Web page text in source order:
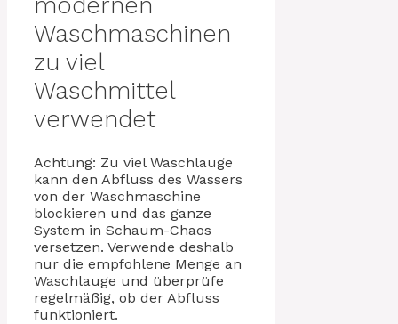
Waschmaschinen
zu viel
Waschmittel
verwendet
Achtung: Zu viel Waschlauge
kann den Abfluss des Wassers
von der Waschmaschine
blockieren und das ganze
System in Schaum-Chaos
versetzen. Verwende deshalb
nur die empfohlene Menge an
Waschlauge und überprüfe
regelmäßig, ob der Abfluss
funktioniert.